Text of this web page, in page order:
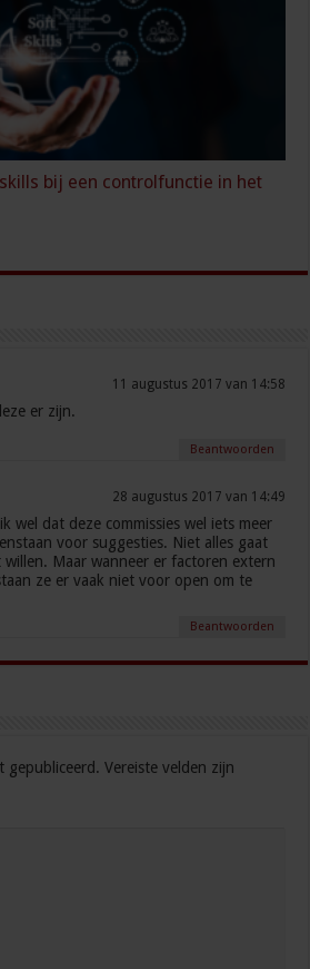
bij een controlfunctie in het
11 augustus 2017 van 14:58
er zijn.
Beantwoorden
28 augustus 2017 van 14:49
wel dat deze commissies wel iets meer
voor suggesties. Niet alles gaat
willen. Maar wanneer er factoren extern
ze er vaak niet voor open om te
Beantwoorden
gepubliceerd. Vereiste velden zijn